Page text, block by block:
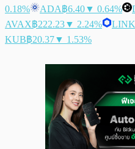
0.18%
ADA฿6.40▼ 0.64%
AVAX฿222.23▼ 2.24% LINK
KUB฿20.37▼ 1.53%